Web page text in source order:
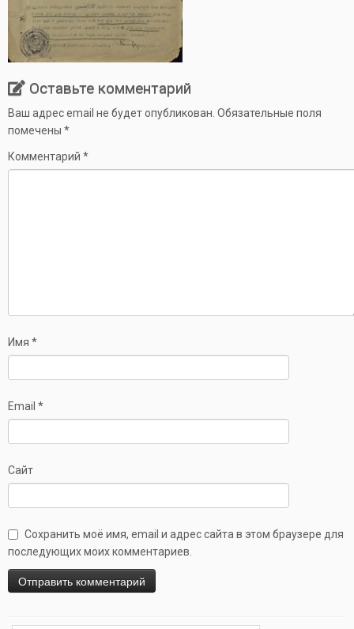
Оставьте комментарий
Ваш адрес email не будет опубликован. Обязательные поля
помечены *
Комментарий *
Имя *
Email *
Сайт
Сохранить моё имя, email и адрес сайта в этом браузере для
последующих моих комментариев.